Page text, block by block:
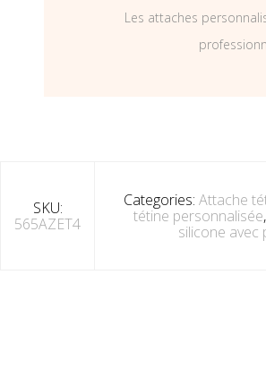
Les attaches
SKU:
565AZET4
Categories: Attache
tétine personnalisée,
silicone avec